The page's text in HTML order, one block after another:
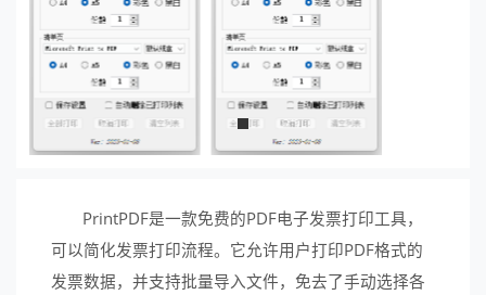
PrintPDF是一款免费的PDF电子发票打印工具，
可以简化发票打印流程。它允许用户打印PDF格式的
发票数据，并支持批量导入文件，免去了手动选择各